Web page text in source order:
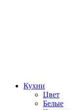
Кухни
Цвет
Белые